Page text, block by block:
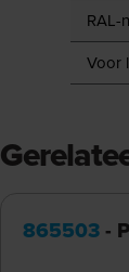
RAL-
Voor
865503 -